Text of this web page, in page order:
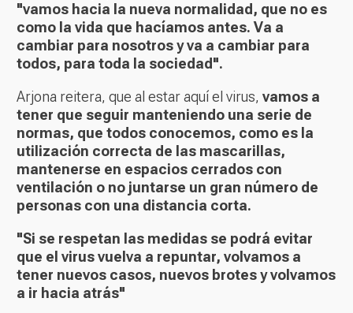
"vamos hacia la nueva normalidad, que no es
como la vida que hacíamos antes. Va a
cambiar para nosotros y va a cambiar para
todos, para toda la sociedad".
Arjona reitera, que al estar aquí el virus, vamos a
tener que seguir manteniendo una serie de
normas, que todos conocemos, como es la
utilización correcta de las mascarillas,
mantenerse en espacios cerrados con
ventilación o no juntarse un gran número de
personas con una distancia corta.
"Si se respetan las medidas se podrá evitar
que el virus vuelva a repuntar, volvamos a
tener nuevos casos, nuevos brotes y volvamos
a ir hacia atrás"